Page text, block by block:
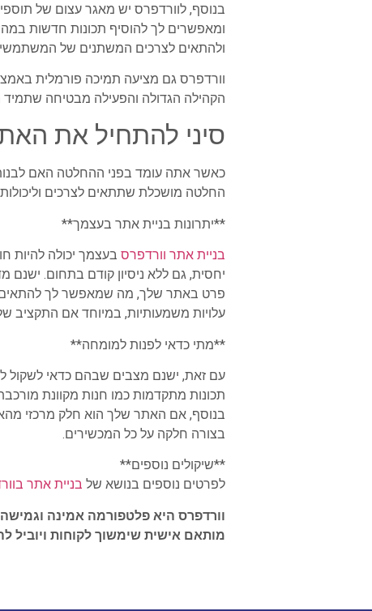
בנוסף, לוורדפרס יש מאגר עצום של
ומאפשרים לך להוסיף תכונות חדשות
ולהתאים לצרכים המשתנים של
וורדפרס גם מציעה תמיכה פורמלית
הקהילה הגדולה והפעילה מבטיחה שתמיד
סיני להתחיל את
כאשר אתה עומד בפני ההחלטה האם
החלטה מושכלת שתתאים לצרכים
**יתרונות בניית אתר בעצמך**
בניית אתר וורדפרס בעצמך יכולה להיות
יחסית, גם ללא ניסיון קודם בתחום. ישנם
פרט באתר שלך, מה שמאפשר לך להתאים
עלויות משמעותיות, במיוחד אם התקציב
**מתי כדאי לפנות למומחה**
עם זאת, ישנם מצבים שבהם כדאי לשקול
תכונות מתקדמות כמו חנות מקוונת
בנוסף, אם האתר שלך הוא חלק מרכזי
בצורה חלקה על כל המכשירים.
**שיקולים נוספים**
לפרטים נוספים בנושא של בניית אתר
וורדפרס היא פלטפורמה אמינה
מותאם אישית שימשוך לקוחות ויוביל